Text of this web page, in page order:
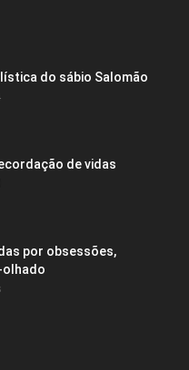
do sábio Salomão
de vidas
por obsessões,
olhado